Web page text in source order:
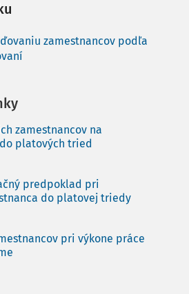
zamestnancov podľa
zamestnancov na
platových tried
predpoklad pri
do platovej triedy
pri výkone práce